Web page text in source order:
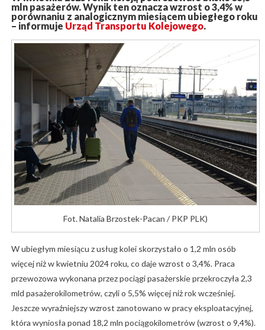
mln pasażerów. Wynik ten oznacza wzrost o 3,4% w
porównaniu z analogicznym miesiącem ubiegłego roku
– informuje Urząd Transportu Kolejowego.
Fot. Natalia Brzostek-Pacan / PKP PLK)
W ubiegłym miesiącu z usług kolei skorzystało o 1,2 mln osób
więcej niż w kwietniu 2024 roku, co daje wzrost o 3,4%. Praca
przewozowa wykonana przez pociągi pasażerskie przekroczyła 2,3
mld pasażerokilometrów, czyli o 5,5% więcej niż rok wcześniej.
Jeszcze wyraźniejszy wzrost zanotowano w pracy eksploatacyjnej,
która wyniosła ponad 18,2 mln pociągokilometrów (wzrost o 9,4%).